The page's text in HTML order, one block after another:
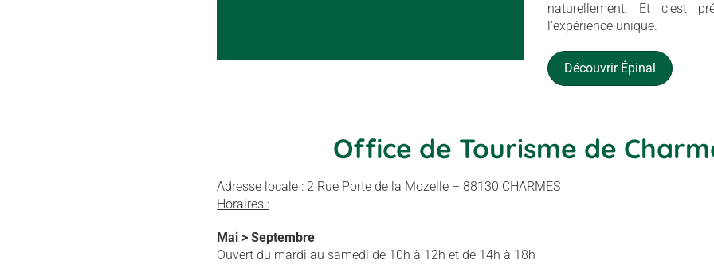
naturellement. Et c'est
l'expérience unique.
Découvrir Épinal
Office de Tourisme de
Adresse locale : 2 Rue Porte de la Mozelle – 88130 CHARMES
Horaires :
Mai > Septembre
Ouvert du mardi au samedi de 10h à 12h et de 14h à 18h